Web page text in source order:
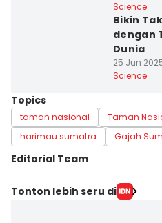
Science
Bikin
dengan
Dunia
25 Jun
Science
Topics
taman nasional
Taman
harimau sumatra
Gajah
Editorial Team
Editor
Tonton lebih seru di